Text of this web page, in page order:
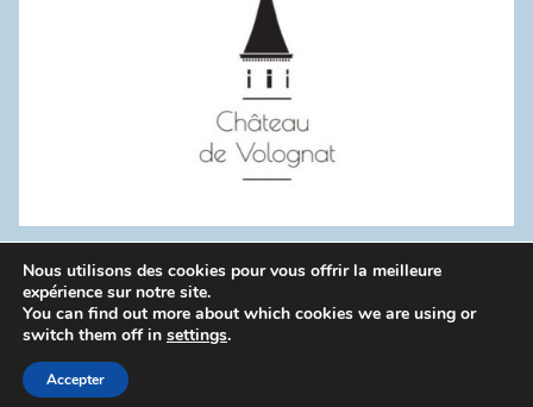
WordPress Theme: Donovan by ThemeZee.
Politique de confidentialité
Nous utilisons des cookies pour vous offrir la meilleure
expérience sur notre site.
You can find out more about which cookies we are using or
switch them off in settings.
Accepter